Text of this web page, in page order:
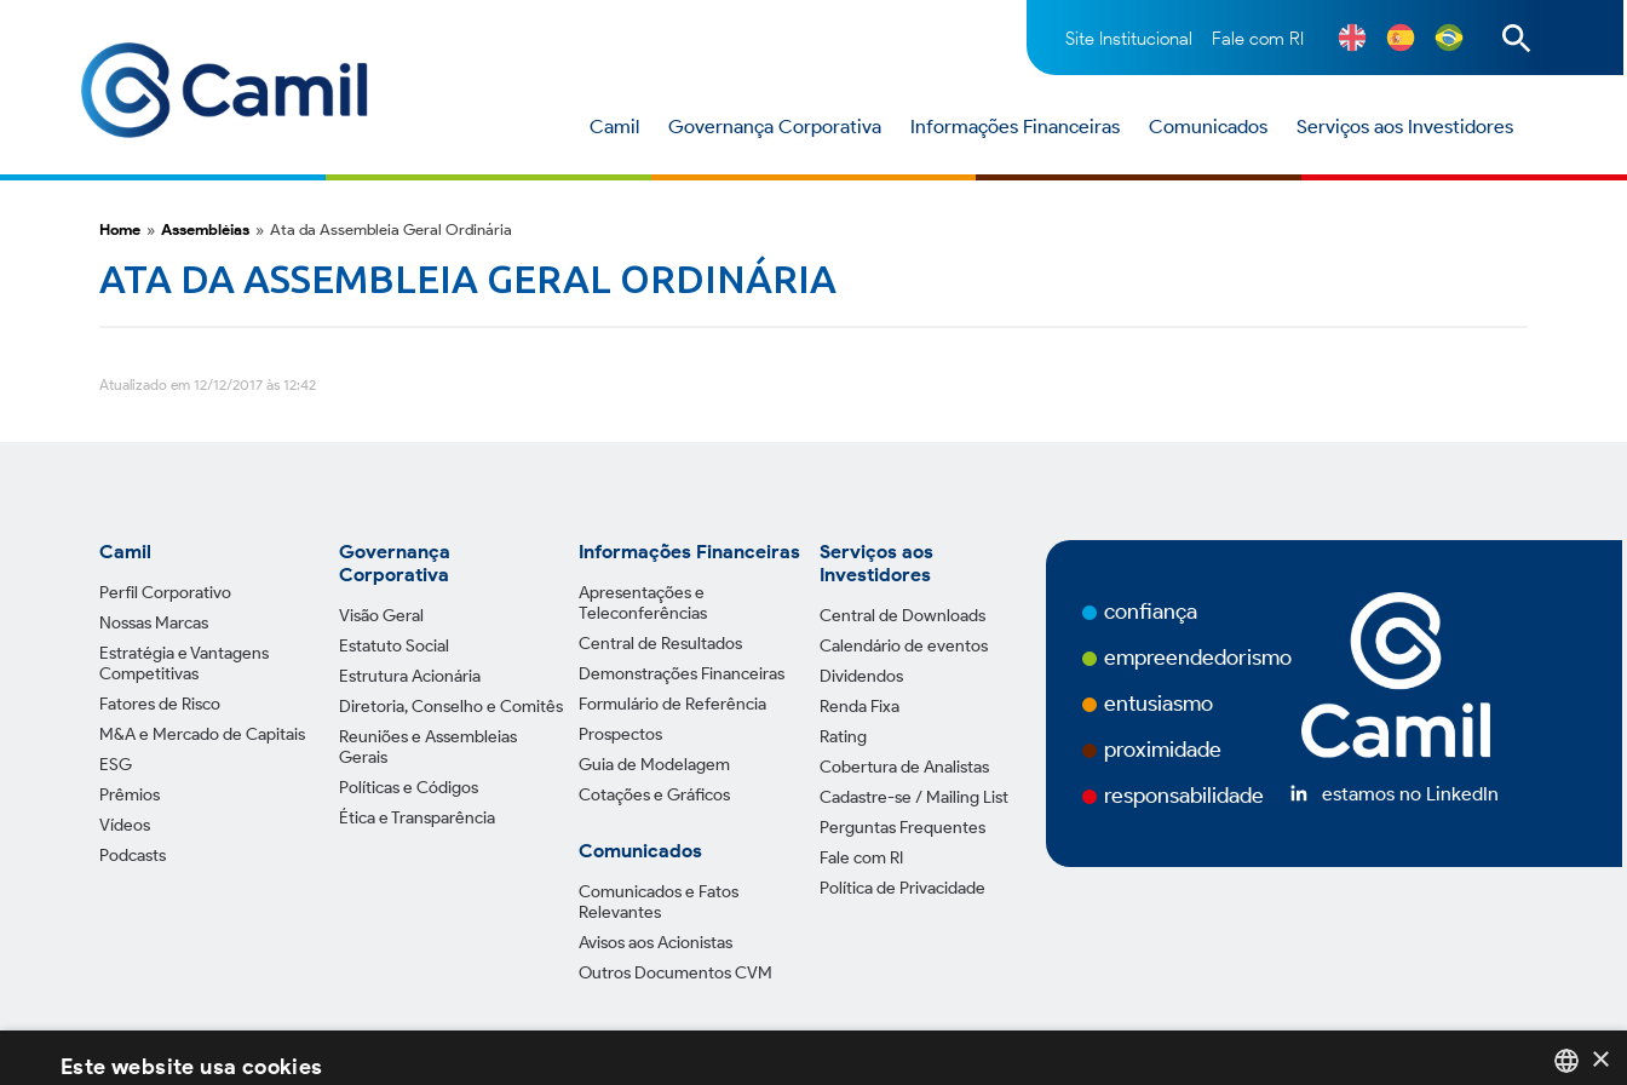
Site Institucional Fale com RI
Camil Governança Corporativa Informações Financeiras Comunicados Serviços aos Investidores
Home » Assembléias » Ata da Assembleia Geral Ordinária
ATA DA ASSEMBLEIA GERAL ORDINÁRIA
Atualizado em 12/12/2017 às 12:42
Camil
Perfil Corporativo
Nossas Marcas
Estratégia e Vantagens
Competitivas
Fatores de Risco
M&A e Mercado de Capitais
ESG
Prêmios
Vídeos
Podcasts
Governança
Corporativa
Visão Geral
Estatuto Social
Estrutura Acionária
Diretoria, Conselho e Comitês
Reuniões e Assembleias
Gerais
Políticas e Códigos
Ética e Transparência
Informações Financeiras
Apresentações e
Teleconferências
Central de Resultados
Demonstrações Financeiras
Formulário de Referência
Prospectos
Guia de Modelagem
Cotações e Gráficos
Comunicados
Comunicados e Fatos
Relevantes
Avisos aos Acionistas
Outros Documentos CVM
Serviços aos
Investidores
Central de Downloads
Calendário de eventos
Dividendos
Renda Fixa
Rating
Cobertura de Analistas
Cadastre-se / Mailing List
Perguntas Frequentes
Fale com RI
Política de Privacidade
confiança
empreendedorismo
entusiasmo
proximidade
responsabilidade
estamos no LinkedIn
×
Este website usa cookies